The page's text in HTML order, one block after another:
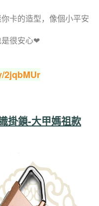
卡的造型，像個小平安
是很安心❤
2jqbMUr
掛鎖-大甲媽祖款